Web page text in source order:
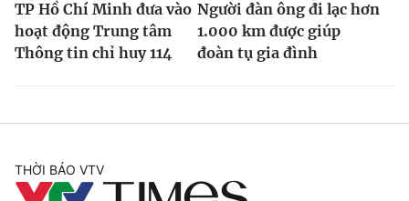
TP Hồ Chí Minh đưa vào
hoạt động Trung tâm
Thông tin chỉ huy 114
Người đàn ông đi lạc hơn
1.000 km được giúp
đoàn tụ gia đình
THỜI BÁO VTV